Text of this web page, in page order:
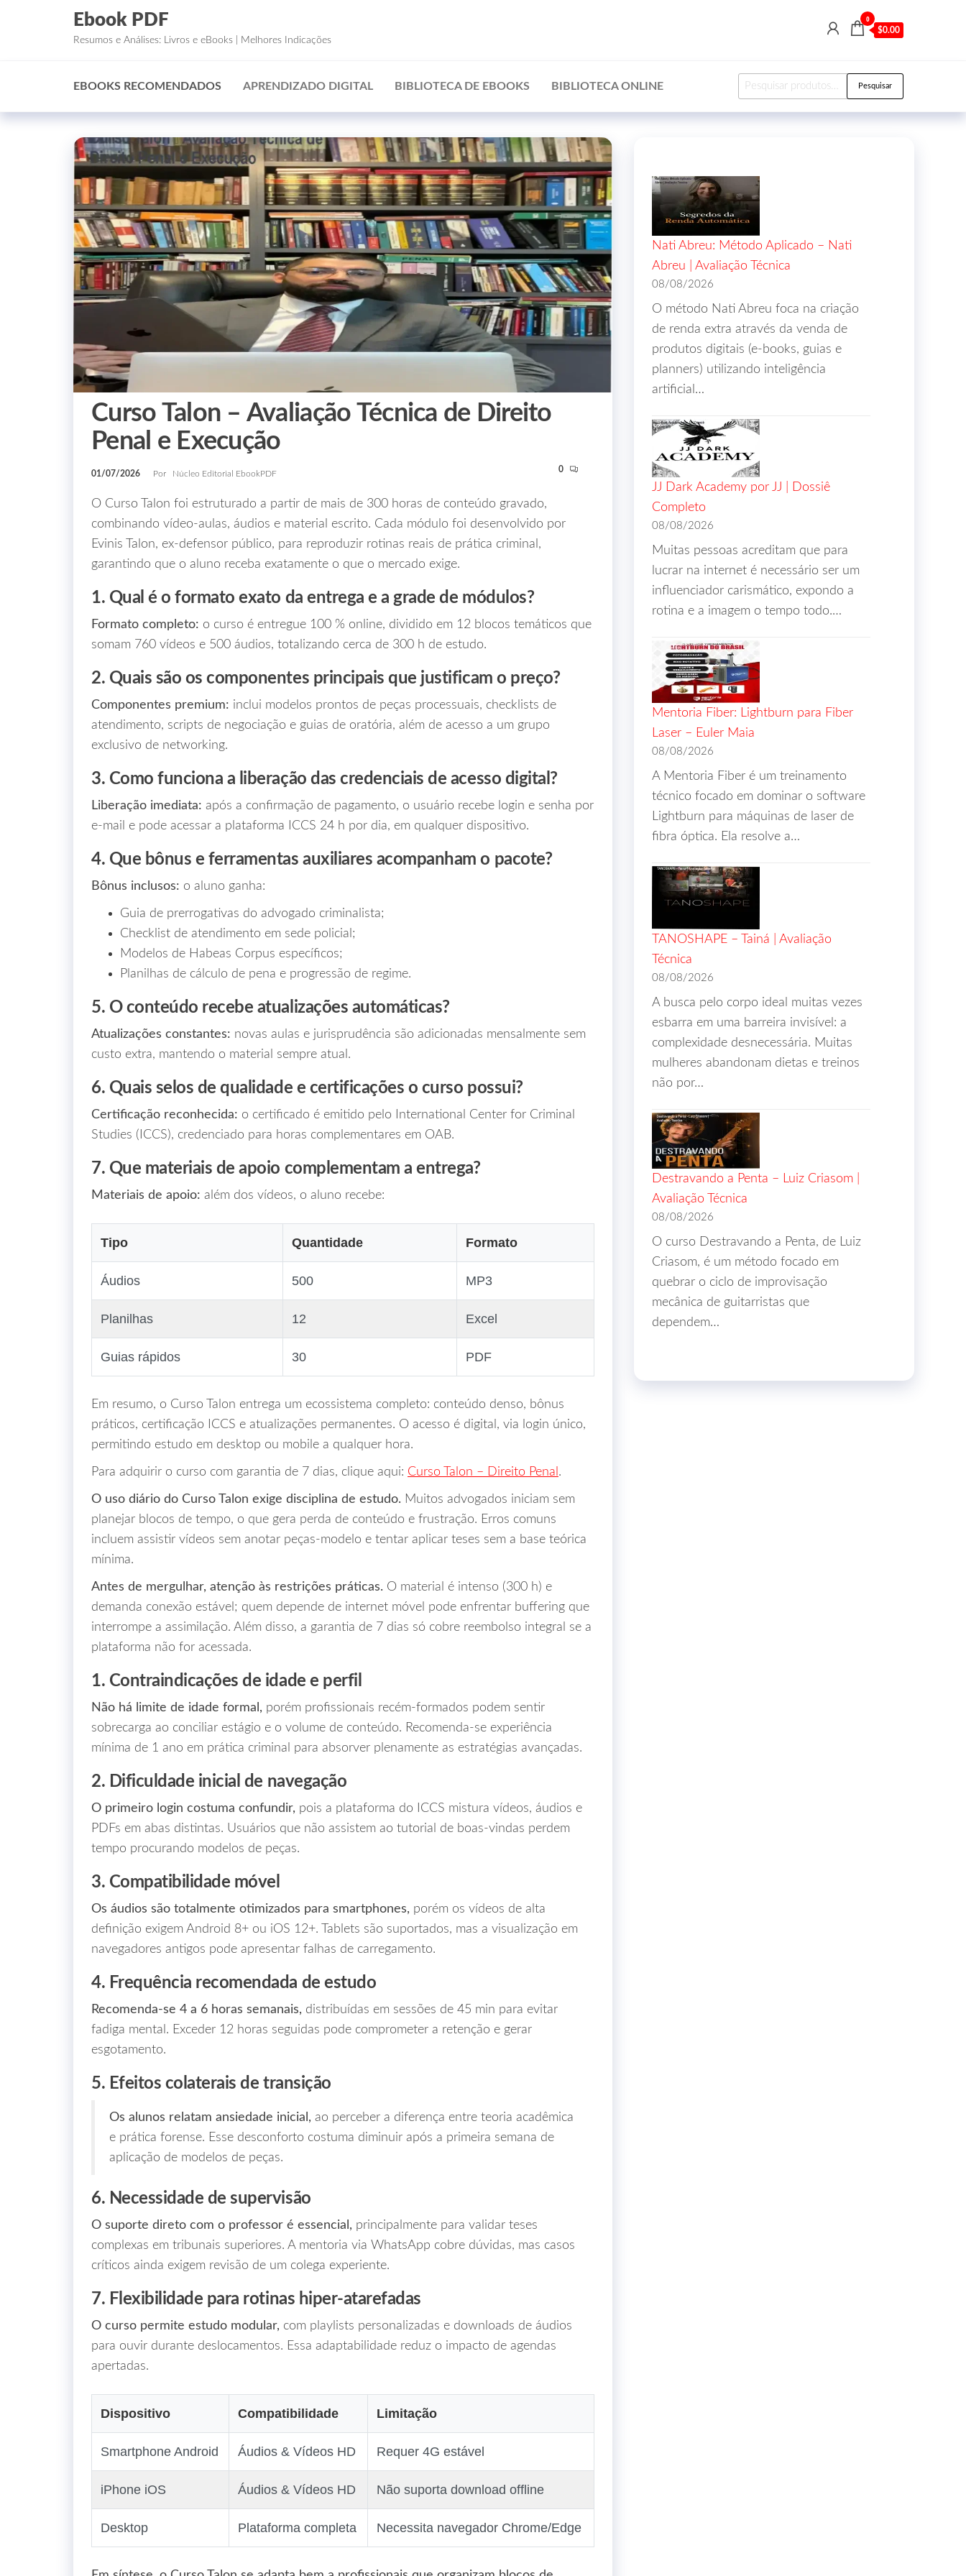
Ebook PDF
Resumos e Análises: Livros e eBooks | Melhores Indicações
0
$0.00
EBOOKS RECOMENDADOS APRENDIZADO DIGITAL BIBLIOTECA DE EBOOKS BIBLIOTECA ONLINE Pesquisar
Curso Talon – Avaliação Técnica de Direito
Penal e Execução
01/07/2026 Por Núcleo Editorial EbookPDF 0
O Curso Talon foi estruturado a partir de mais de 300 horas de conteúdo gravado,
combinando vídeo‑aulas, áudios e material escrito. Cada módulo foi desenvolvido por
Evinis Talon, ex‑defensor público, para reproduzir rotinas reais de prática criminal,
garantindo que o aluno receba exatamente o que o mercado exige.
1. Qual é o formato exato da entrega e a grade de módulos?
Formato completo: o curso é entregue 100 % online, dividido em 12 blocos temáticos que
somam 760 vídeos e 500 áudios, totalizando cerca de 300 h de estudo.
2. Quais são os componentes principais que justificam o preço?
Componentes premium: inclui modelos prontos de peças processuais, checklists de
atendimento, scripts de negociação e guias de oratória, além de acesso a um grupo
exclusivo de networking.
3. Como funciona a liberação das credenciais de acesso digital?
Liberação imediata: após a confirmação de pagamento, o usuário recebe login e senha por
e‑mail e pode acessar a plataforma ICCS 24 h por dia, em qualquer dispositivo.
4. Que bônus e ferramentas auxiliares acompanham o pacote?
Bônus inclusos: o aluno ganha:
Guia de prerrogativas do advogado criminalista;
Checklist de atendimento em sede policial;
Modelos de Habeas Corpus específicos;
Planilhas de cálculo de pena e progressão de regime.
5. O conteúdo recebe atualizações automáticas?
Atualizações constantes: novas aulas e jurisprudência são adicionadas mensalmente sem
custo extra, mantendo o material sempre atual.
6. Quais selos de qualidade e certificações o curso possui?
Certificação reconhecida: o certificado é emitido pelo International Center for Criminal
Studies (ICCS), credenciado para horas complementares em OAB.
7. Que materiais de apoio complementam a entrega?
Materiais de apoio: além dos vídeos, o aluno recebe:
Tipo Quantidade Formato
Áudios 500 MP3
Planilhas 12 Excel
Guias rápidos 30 PDF
Em resumo, o Curso Talon entrega um ecossistema completo: conteúdo denso, bônus
práticos, certificação ICCS e atualizações permanentes. O acesso é digital, via login único,
permitindo estudo em desktop ou mobile a qualquer hora.
Para adquirir o curso com garantia de 7 dias, clique aqui: Curso Talon – Direito Penal .
O uso diário do Curso Talon exige disciplina de estudo. Muitos advogados iniciam sem
planejar blocos de tempo, o que gera perda de conteúdo e frustração. Erros comuns
incluem assistir vídeos sem anotar peças‑modelo e tentar aplicar teses sem a base teórica
mínima.
Antes de mergulhar, atenção às restrições práticas. O material é intenso (300 h) e
demanda conexão estável; quem depende de internet móvel pode enfrentar buffering que
interrompe a assimilação. Além disso, a garantia de 7 dias só cobre reembolso integral se a
plataforma não for acessada.
1. Contraindicações de idade e perfil
Não há limite de idade formal, porém profissionais recém‑formados podem sentir
sobrecarga ao conciliar estágio e o volume de conteúdo. Recomenda‑se experiência
mínima de 1 ano em prática criminal para absorver plenamente as estratégias avançadas.
2. Dificuldade inicial de navegação
O primeiro login costuma confundir, pois a plataforma do ICCS mistura vídeos, áudios e
PDFs em abas distintas. Usuários que não assistem ao tutorial de boas‑vindas perdem
tempo procurando modelos de peças.
3. Compatibilidade móvel
Os áudios são totalmente otimizados para smartphones, porém os vídeos de alta
definição exigem Android 8+ ou iOS 12+. Tablets são suportados, mas a visualização em
navegadores antigos pode apresentar falhas de carregamento.
4. Frequência recomendada de estudo
Recomenda‑se 4 a 6 horas semanais, distribuídas em sessões de 45 min para evitar
fadiga mental. Exceder 12 horas seguidas pode comprometer a retenção e gerar
esgotamento.
5. Efeitos colaterais de transição
Os alunos relatam ansiedade inicial, ao perceber a diferença entre teoria acadêmica
e prática forense. Esse desconforto costuma diminuir após a primeira semana de
aplicação de modelos de peças.
6. Necessidade de supervisão
O suporte direto com o professor é essencial, principalmente para validar teses
complexas em tribunais superiores. A mentoria via WhatsApp cobre dúvidas, mas casos
críticos ainda exigem revisão de um colega experiente.
7. Flexibilidade para rotinas hiper‑atarefadas
O curso permite estudo modular, com playlists personalizadas e downloads de áudios
para ouvir durante deslocamentos. Essa adaptabilidade reduz o impacto de agendas
apertadas.
Dispositivo Compatibilidade Limitação
Smartphone Android Áudios & Vídeos HD Requer 4G estável
iPhone iOS Áudios & Vídeos HD Não suporta download offline
Desktop Plataforma completa Necessita navegador Chrome/Edge
Nati Abreu: Método Aplicado – Nati
Abreu | Avaliação Técnica
08/08/2026
O método Nati Abreu foca na criação
de renda extra através da venda de
produtos digitais (e-books, guias e
planners) utilizando inteligência
artificial…
JJ Dark Academy por JJ | Dossiê
Completo
08/08/2026
Muitas pessoas acreditam que para
lucrar na internet é necessário ser um
influenciador carismático, expondo a
rotina e a imagem o tempo todo.…
Mentoria Fiber: Lightburn para Fiber
Laser – Euler Maia
08/08/2026
A Mentoria Fiber é um treinamento
técnico focado em dominar o software
Lightburn para máquinas de laser de
fibra óptica. Ela resolve a…
TANOSHAPE – Tainá | Avaliação
Técnica
08/08/2026
A busca pelo corpo ideal muitas vezes
esbarra em uma barreira invisível: a
complexidade desnecessária. Muitas
mulheres abandonam dietas e treinos
não por…
Destravando a Penta – Luiz Criasom |
Avaliação Técnica
08/08/2026
O curso Destravando a Penta, de Luiz
Criasom, é um método focado em
quebrar o ciclo de improvisação
mecânica de guitarristas que
dependem…